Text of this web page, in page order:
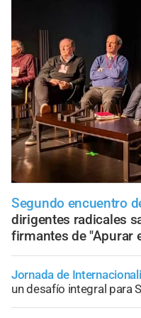
Segundo encuentro
dirigentes radicales
firmantes de "Apurar
Jornada de
un desafío integral para